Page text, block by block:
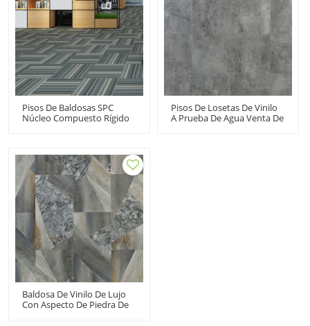
Pisos De Baldosas SPC
Núcleo Compuesto Rígido
Easy Clean Anti Slip HTS
8035
Pisos De Losetas De Vinilo
A Prueba De Agua Venta De
Baldosa De Vinilo De Lujo
Con Aspecto De Piedra De